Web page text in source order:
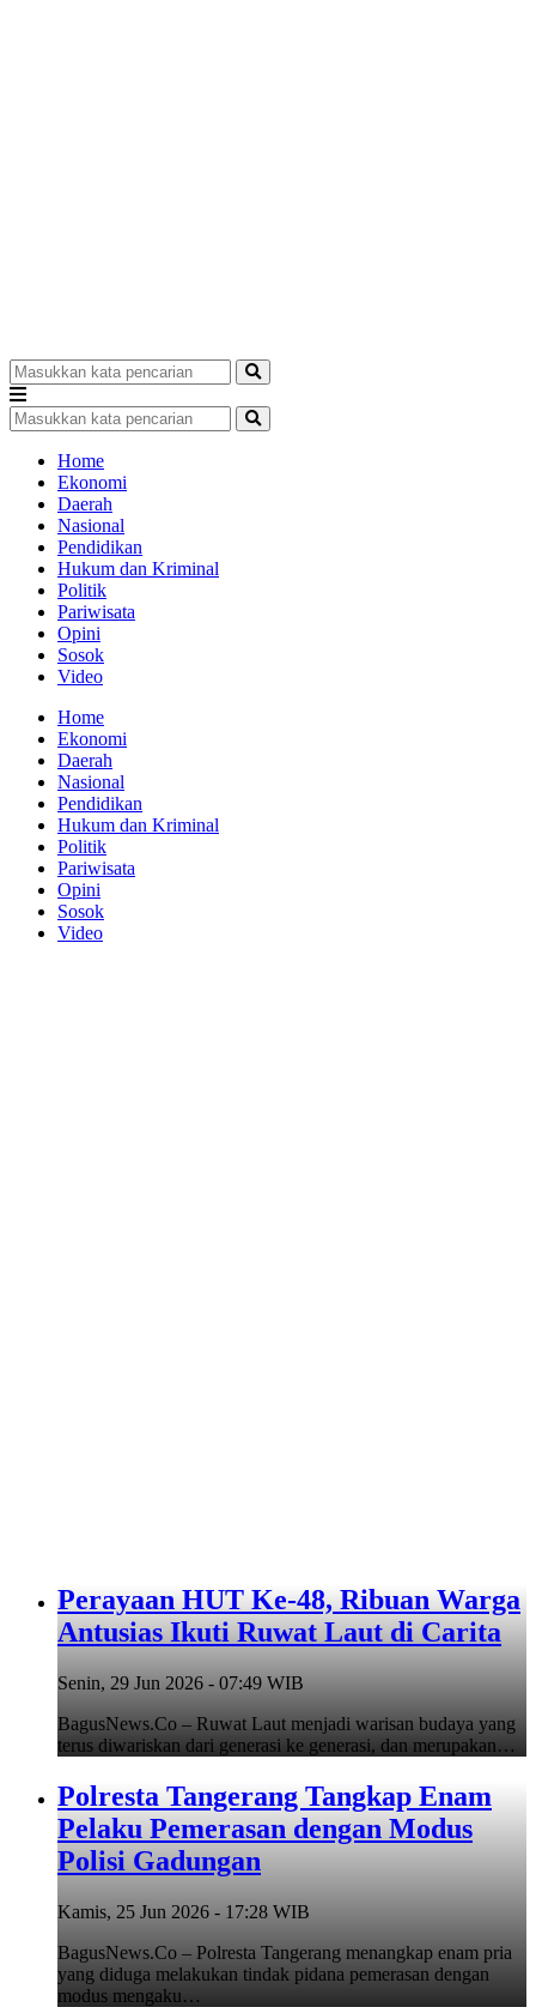
Home
Ekonomi
Daerah
Nasional
Pendidikan
Hukum dan Kriminal
Politik
Pariwisata
Opini
Sosok
Video
Home
Ekonomi
Daerah
Nasional
Pendidikan
Hukum dan Kriminal
Politik
Pariwisata
Opini
Sosok
Video
Perayaan HUT Ke-48, Ribuan Warga
Antusias Ikuti Ruwat Laut di Carita
Senin, 29 Jun 2026 - 07:49 WIB
BagusNews.Co – Ruwat Laut menjadi warisan budaya yang
terus diwariskan dari generasi ke generasi, dan merupakan…
Polresta Tangerang Tangkap Enam
Pelaku Pemerasan dengan Modus
Polisi Gadungan
Kamis, 25 Jun 2026 - 17:28 WIB
BagusNews.Co – Polresta Tangerang menangkap enam pria
yang diduga melakukan tindak pidana pemerasan dengan
modus mengaku…